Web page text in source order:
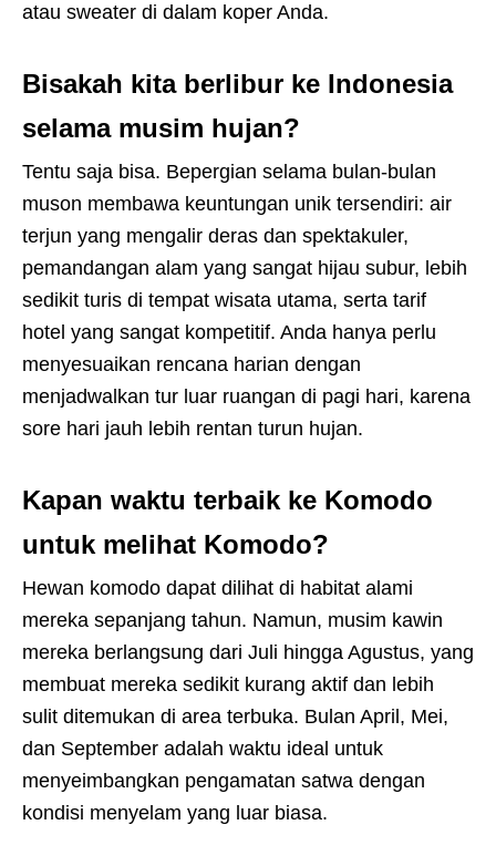
atau sweater di dalam koper Anda.
Bisakah kita berlibur ke Indonesia
selama musim hujan?
Tentu saja bisa. Bepergian selama bulan-bulan
muson membawa keuntungan unik tersendiri: air
terjun yang mengalir deras dan spektakuler,
pemandangan alam yang sangat hijau subur, lebih
sedikit turis di tempat wisata utama, serta tarif
hotel yang sangat kompetitif. Anda hanya perlu
menyesuaikan rencana harian dengan
menjadwalkan tur luar ruangan di pagi hari, karena
sore hari jauh lebih rentan turun hujan.
Kapan waktu terbaik ke Komodo
untuk melihat Komodo?
Hewan komodo dapat dilihat di habitat alami
mereka sepanjang tahun. Namun, musim kawin
mereka berlangsung dari Juli hingga Agustus, yang
membuat mereka sedikit kurang aktif dan lebih
sulit ditemukan di area terbuka. Bulan April, Mei,
dan September adalah waktu ideal untuk
menyeimbangkan pengamatan satwa dengan
kondisi menyelam yang luar biasa.